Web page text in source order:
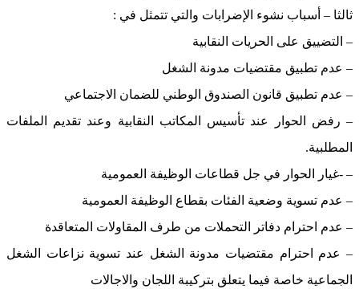
ثالثا – أسباب نشوء الإضرابات والتي تتمثل في :
– التضييق على الحريات النقابية
– عدم تطبيق مقتضيات مدونة الشغل
– عدم تطبيق قانون الصندوق الوطني للضمان الاجتماعي
– رفض الحوار عند تأسيس المكاتب النقابية وعند تقديم الملفات
المطلبية.
– -غيار الحوار في جل قطاعات الوظيفة العمومية
– عدم تسوية وضعية الفئات بقطاع الوظيفة العمومية
– عدم احترام دفاتر التحملات من طرف المقاولات المتعاقدة
– عدم احترام مقتضيات مدونة الشغل عند تسوية نزاعات الشغل
الجماعية خاصة فيما يتعلق بتركيبة اللجان والاجالات